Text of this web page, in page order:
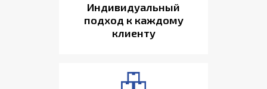
Индивидуальный
подход к каждому
клиенту